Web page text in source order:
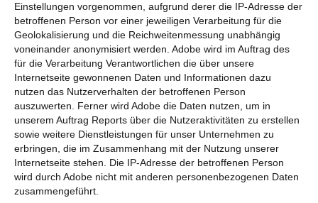
Einstellungen vorgenommen, aufgrund derer die IP-Adresse der
betroffenen Person vor einer jeweiligen Verarbeitung für die
Geolokalisierung und die Reichweitenmessung unabhängig
voneinander anonymisiert werden. Adobe wird im Auftrag des
für die Verarbeitung Verantwortlichen die über unsere
Internetseite gewonnenen Daten und Informationen dazu
nutzen das Nutzerverhalten der betroffenen Person
auszuwerten. Ferner wird Adobe die Daten nutzen, um in
unserem Auftrag Reports über die Nutzeraktivitäten zu erstellen
sowie weitere Dienstleistungen für unser Unternehmen zu
erbringen, die im Zusammenhang mit der Nutzung unserer
Internetseite stehen. Die IP-Adresse der betroffenen Person
wird durch Adobe nicht mit anderen personenbezogenen Daten
zusammengeführt.